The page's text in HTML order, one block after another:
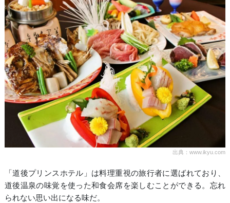
出典：www.ikyu.com
「道後プリンスホテル」は料理重視の旅行者に選ばれており、
道後温泉の味覚を使った和食会席を楽しむことができる。忘れ
られない思い出になる味だ。